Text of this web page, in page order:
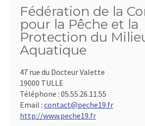
Fédération de la
pour la Pêche et la
Protection du
Aquatique
47 rue du Docteur Valette
19000 TULLE
Téléphone : 05.55.26.11.55
Email : contact@peche19.fr
http://www.peche19.fr